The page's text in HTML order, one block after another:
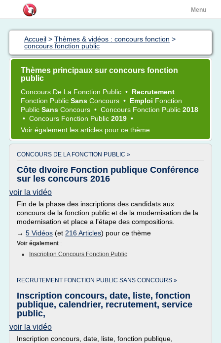
Menu
Accueil > Thèmes & vidéos : concours fonction >
concours fonction public
Thèmes principaux sur concours fonction
public
Concours De La Fonction Public • Recrutement
Fonction Public Sans Concours • Emploi Fonction
Public Sans Concours • Concours Fonction Public 2018
• Concours Fonction Public 2019 •
Voir également les articles pour ce thème
CONCOURS DE LA FONCTION PUBLIC »
Côte dIvoire Fonction publique Conférence
sur les concours 2016
voir la vidéo
Fin de la phase des inscriptions des candidats aux
concours de la fonction public et de la modernisation de la
modernisation et place a l’étape des compositions.
→ 5 Vidéos (et 216 Articles) pour ce thème
Voir également :
Inscription Concours Fonction Public
RECRUTEMENT FONCTION PUBLIC SANS CONCOURS »
Inscription concours, date, liste, fonction
publique, calendrier, recrutement, service
public,
voir la vidéo
Inscription concours, date, liste, fonction publique,